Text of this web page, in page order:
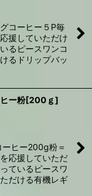
コーヒー５P毎
援していただけ
るピースワンコ
るドリップバッ
ヒー粉[200ｇ]
ヒー200g粉＝
応援していただ
ているピースワ
だける有機レギ